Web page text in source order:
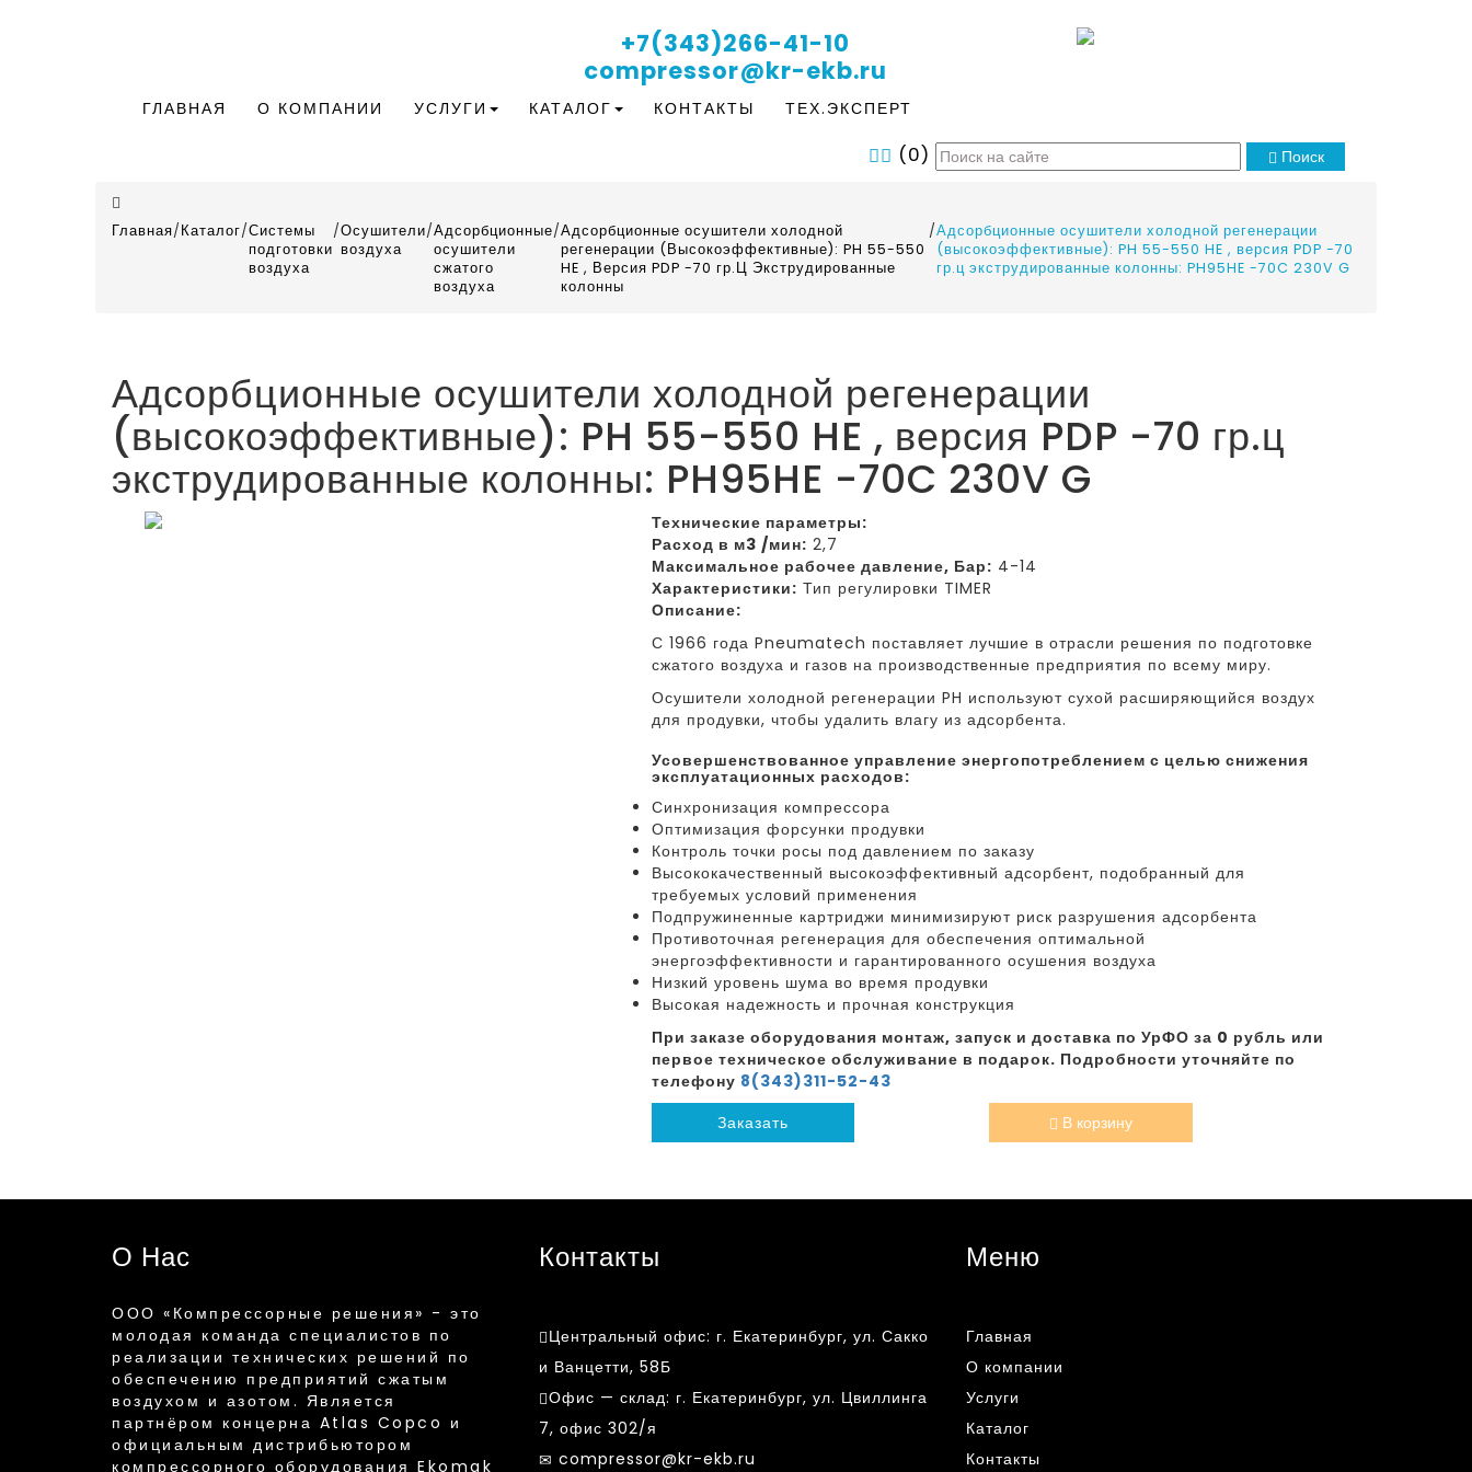
+7(343)266-41-10
compressor@kr-ekb.ru
ГЛАВНАЯ О КОМПАНИИ УСЛУГИ КАТАЛОГ КОНТАКТЫ ТЕХ.ЭКСПЕРТ
(0) Поиск
Главная/Каталог/Системы
подготовки
воздуха
/Осушители
воздуха
/Адсорбционные
осушители
сжатого
воздуха
/Адсорбционные осушители холодной
регенерации (Высокоэффективные): PH 55-550
HE , Версия PDP -70 гр.Ц Экструдированные
колонны
/Адсорбционные осушители холодной регенерации
(высокоэффективные): PH 55-550 HE , версия PDP -70
гр.ц экструдированные колонны: PH95HE -70C 230V G
Адсорбционные осушители холодной регенерации
(высокоэффективные): PH 55-550 HE , версия PDP -70 гр.ц
экструдированные колонны: PH95HE -70C 230V G
Технические параметры:
Расход в м3 /мин: 2,7
Максимальное рабочее давление, Бар: 4-14
Характеристики: Тип регулировки TIMER
Описание:
С 1966 года Pneumatech поставляет лучшие в отрасли решения по подготовке
сжатого воздуха и газов на производственные предприятия по всему миру.
Осушители холодной регенерации PH используют сухой расширяющийся воздух
для продувки, чтобы удалить влагу из адсорбента.
усовершенствованное управление энергопотреблением с целью снижения
эксплуатационных расходов:
Синхронизация компрессора
Оптимизация форсунки продувки
Контроль точки росы под давлением по заказу
Высококачественный высокоэффективный адсорбент, подобранный для
требуемых условий применения
Подпружиненные картриджи минимизируют риск разрушения адсорбента
Противоточная регенерация для обеспечения оптимальной
энергоэффективности и гарантированного осушения воздуха
Низкий уровень шума во время продувки
Высокая надежность и прочная конструкция
При заказе оборудования монтаж, запуск и доставка по УрФО за 0 рубль или
первое техническое обслуживание в подарок. Подробности уточняйте по
телефону 8(343)311-52-43
Заказать
В корзину
О Нас
ООО «Компрессорные решения» - это
молодая команда специалистов по
реализации технических решений по
обеспечению предприятий сжатым
воздухом и азотом. Является
партнёром концерна Atlas Copco и
официальным дистрибьютором
компрессорного оборудования Ekomak
Контакты
Центральный офис: г. Екатеринбург, ул. Сакко
и Ванцетти, 58Б
Офис — склад: г. Екатеринбург, ул. Цвиллинга
7, офис 302/я
compressor@kr-ekb.ru
Меню
Главная
О компании
Услуги
Каталог
Контакты